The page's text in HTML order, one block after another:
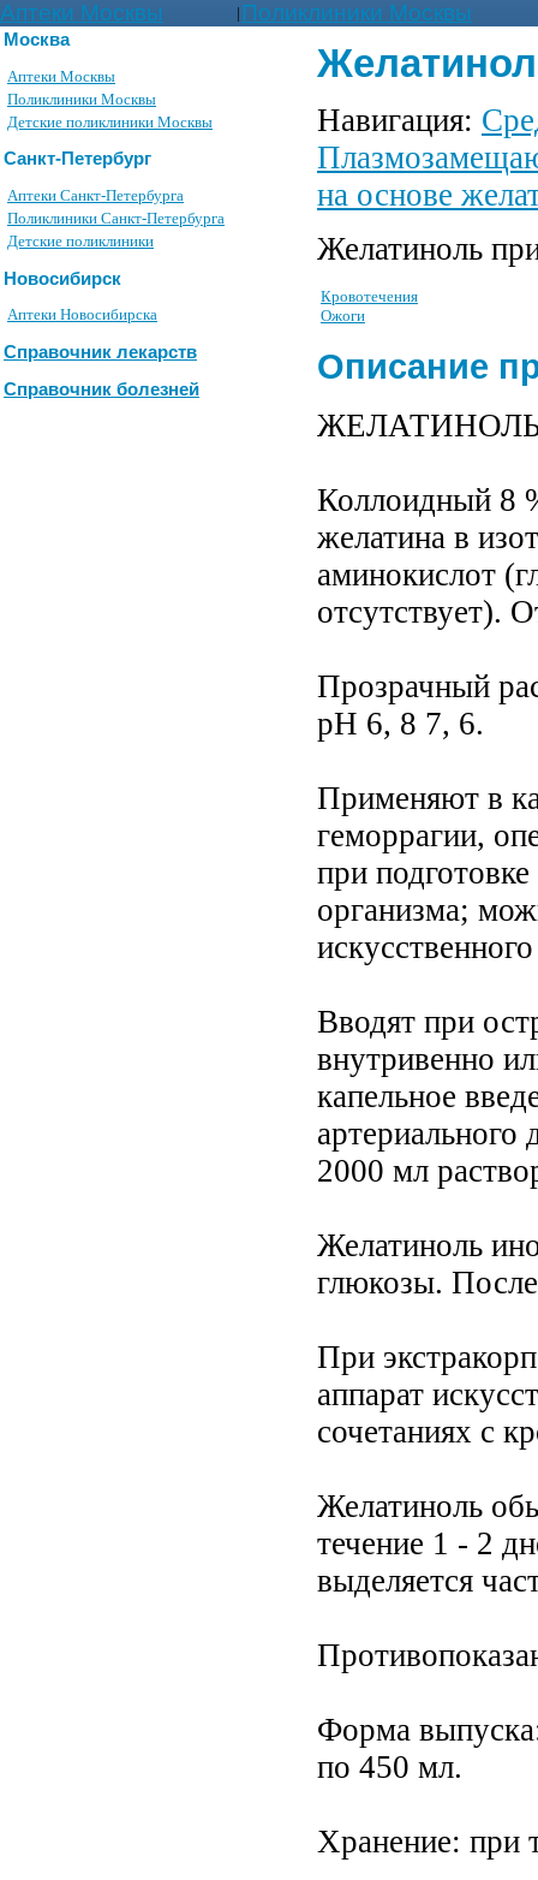
Аптеки Москвы | Поликлиники Москвы
Москва
Аптеки Москвы
Поликлиники Москвы
Детские поликлиники Москвы
Санкт-Петербург
Аптеки Санкт-Петербурга
Поликлиники Санкт-Петербурга
Детские поликлиники
Новосибирск
Аптеки Новосибирска
Справочник лекарств
Справочник болезней
Навигация:
на основе
Желатиноль
Кровотечения
Ожоги
Описание
ЖЕЛАТИНОЛЬ
Коллоидный 8
желатина в
аминокислот
отсутствует).
Прозрачный
рН 6, 8 7, 6.
Применяют в
геморрагии,
при
организма;
Вводят при
внутривенно
капельное
2000 мл
Желатиноль
глюкозы.
При
аппарат
сочетаниях с
Желатиноль
течение 1 - 2
выделяется
Форма
по 450 мл.
Хранение: при